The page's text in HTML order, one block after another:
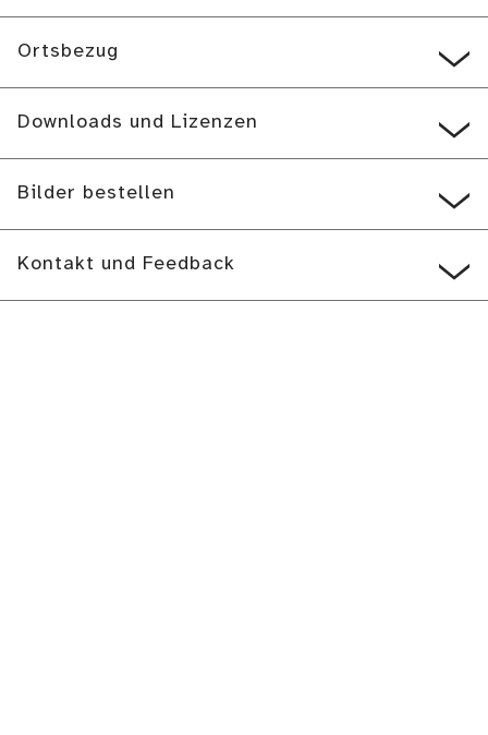
Ortsbezug
Downloads und Lizenzen
Bilder bestellen
Kontakt und Feedback